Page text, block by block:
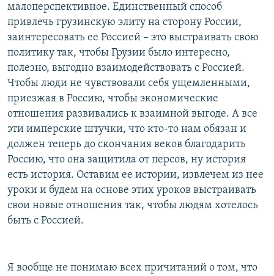
малоперспективное. Единственный способ
привлечь грузинскую элиту на сторону России,
заинтересовать ее Россией – это выстраивать свою
политику так, чтобы Грузии было интересно,
полезно, выгодно взаимодействовать с Россией.
Чтобы люди не чувствовали себя ущемленными,
приезжая в Россию, чтобы экономические
отношения развивались к взаимной выгоде. А все
эти имперские штучки, что кто-то нам обязан и
должен теперь до скончания веков благодарить
Россию, что она защитила от персов, ну история
есть история. Оставим ее истории, извлечем из нее
уроки и будем на основе этих уроков выстраивать
свои новые отношения так, чтобы людям хотелось
быть с Россией.
Я вообще не понимаю всех причитаний о том, что